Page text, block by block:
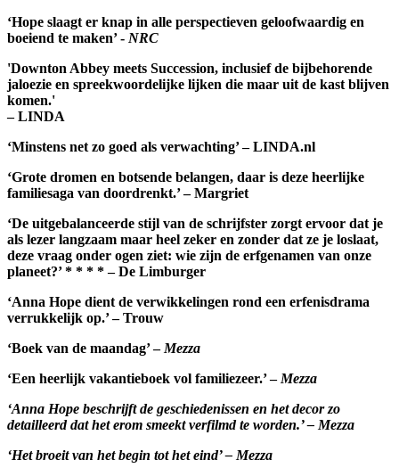
‘Hope slaagt er knap in alle perspectieven geloofwaardig en
boeiend te maken’ - NRC
'Downton Abbey meets Succession, inclusief de bijbehorende
jaloezie en spreekwoordelijke lijken die maar uit de kast blijven
komen.'
– LINDA
‘Minstens net zo goed als verwachting’ – LINDA.nl
‘Grote dromen en botsende belangen, daar is deze heerlijke
familiesaga van doordrenkt.’ – Margriet
‘De uitgebalanceerde stijl van de schrijfster zorgt ervoor dat je
als lezer langzaam maar heel zeker en zonder dat ze je loslaat,
deze vraag onder ogen ziet: wie zijn de erfgenamen van onze
planeet?’ * * * * – De Limburger
‘Anna Hope dient de verwikkelingen rond een erfenisdrama
verrukkelijk op.’ – Trouw
‘Boek van de maandag’ – Mezza
‘Een heerlijk vakantieboek vol familiezeer.’ – Mezza
‘Anna Hope beschrijft de geschiedenissen en het decor zo
detailleerd dat het erom smeekt verfilmd te worden.’ – Mezza
‘Het broeit van het begin tot het eind’ – Mezza